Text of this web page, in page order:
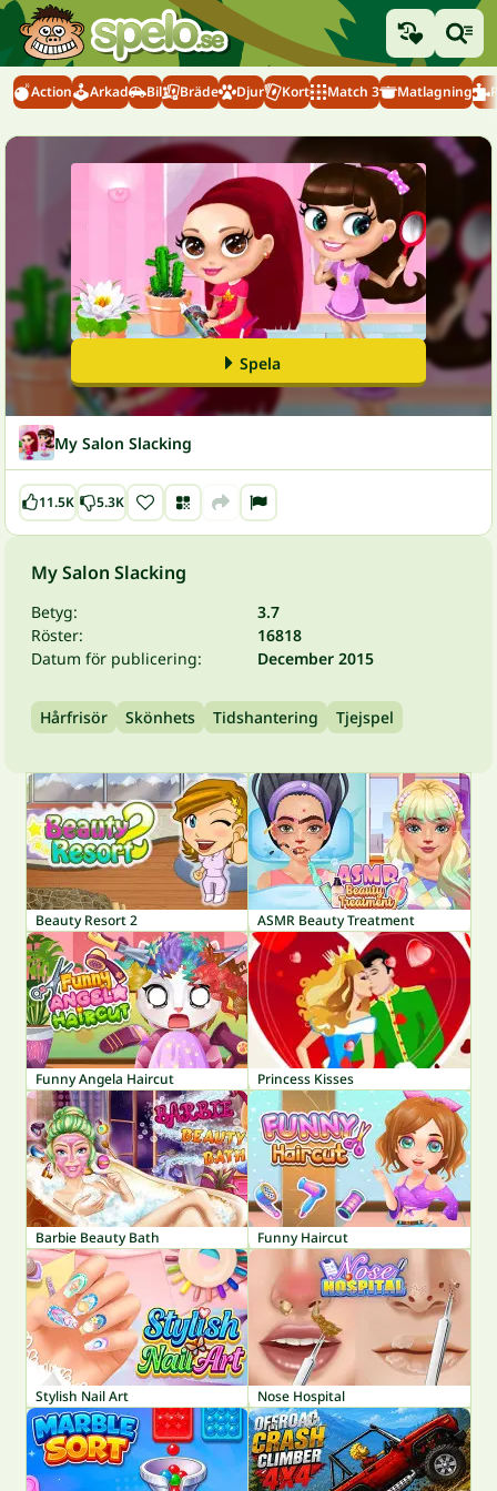
Action Arkad Bil Bräde Djur Kort Match 3 Matlagning
Spela
My Salon Slacking
11.5K 5.3K
My Salon Slacking
Betyg:
3.7
Röster:
16818
Datum för publicering:
December 2015
Hårfrisör Skönhets Tidshantering Tjejspel
Beauty Resort 2 ASMR Beauty Treatment
Funny Angela Haircut Princess Kisses
Barbie Beauty Bath Funny Haircut
Stylish Nail Art Nose Hospital